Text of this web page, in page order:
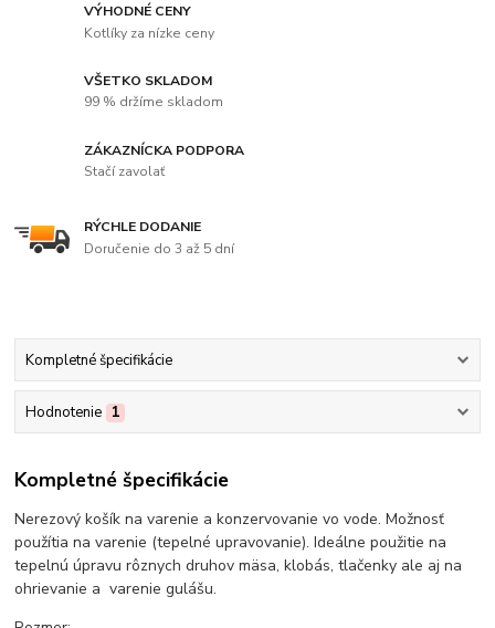
VÝHODNÉ CENY
Kotlíky za nízke ceny
VŠETKO SKLADOM
99 % držíme skladom
ZÁKAZNÍCKA PODPORA
Stačí zavolať
RÝCHLE DODANIE
Doručenie do 3 až 5 dní
Kompletné špecifikácie
Hodnotenie 1
Kompletné špecifikácie
Nerezový košík na varenie a konzervovanie vo vode. Možnosť
použítia na varenie (tepelné upravovanie). Ideálne použitie na
tepelnú úpravu rôznych druhov mäsa, klobás, tlačenky ale aj na
ohrievanie a varenie gulášu.